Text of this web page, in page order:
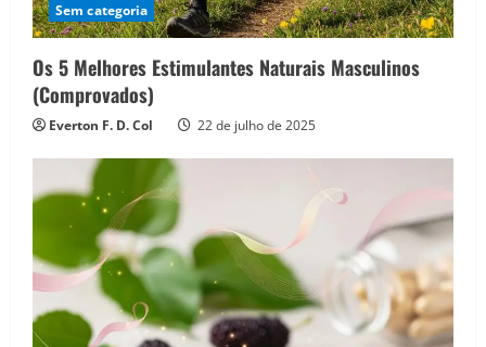
Sem categoria
Os 5 Melhores Estimulantes Naturais Masculinos
(Comprovados)
Everton F. D. Col 22 de julho de 2025